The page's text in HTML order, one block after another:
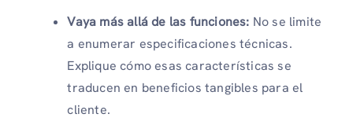
Vaya más allá de las funciones: No se limite
a enumerar especificaciones técnicas.
Explique cómo esas características se
traducen en beneficios tangibles para el
cliente.